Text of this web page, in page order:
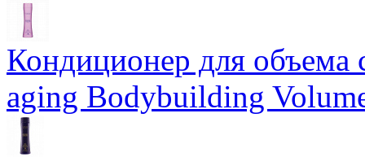
Кондиционер для
aging Bodybuilding